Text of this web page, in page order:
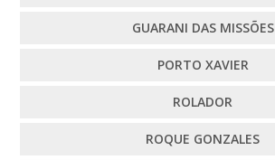
GUARANI DAS MISSÕES
PORTO XAVIER
ROLADOR
ROQUE GONZALES